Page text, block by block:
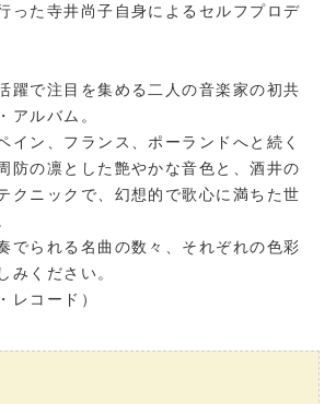
った寺井尚子自身によるセルフプロデ
躍で注目を集める二人の音楽家の初共
アルバム。
イン、フランス、ポーランドへと続く
防の凛とした艶やかな音色と、酒井の
クニックで、幻想的で歌心に満ちた世
でられる名曲の数々、それぞれの色彩
みください。
レコード）